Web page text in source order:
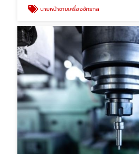
นายหน้าขายเครื่องจักรกล